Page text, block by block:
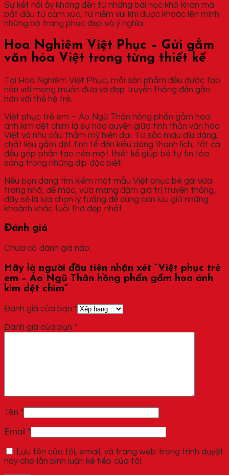
Sự kết nối ấy không đến từ những bài học khô khan mà
bắt đầu từ cảm xúc, từ niềm vui khi được khoác lên mình
những bộ trang phục đẹp và ý nghĩa.
Hoa Nghiêm Việt Phục – Gửi gắm
văn hóa Việt trong từng thiết kế
Tại Hoa Nghiêm Việt Phục, mỗi sản phẩm đều được tạo
nên với mong muốn đưa vẻ đẹp truyền thống đến gần
hơn với thế hệ trẻ.
Việt phục trẻ em – Áo Ngũ Thân hồng phấn gấm hoa
ánh kim dệt chìm là sự hòa quyện giữa tinh thần văn hóa
Việt và nhu cầu thẩm mỹ hiện đại. Từ sắc màu dịu dàng,
chất liệu gấm dệt tinh tế đến kiểu dáng thanh lịch, tất cả
đều góp phần tạo nên một thiết kế giúp bé tự tin tỏa
sáng trong những dịp đặc biệt.
Nếu bạn đang tìm kiếm một mẫu Việt phục bé gái vừa
trang nhã, dễ mặc, vừa mang đậm giá trị truyền thống,
đây sẽ là lựa chọn lý tưởng để cùng con lưu giữ những
khoảnh khắc tuổi thơ đẹp nhất.
Đánh giá
Chưa có đánh giá nào.
Hãy là người đầu tiên nhận xét “Việt phục trẻ
em – Áo Ngũ Thân hồng phấn gấm hoa ánh
kim dệt chìm”
Đánh giá của bạn *
Đánh giá của bạn *
Tên *
Email *
Lưu tên của tôi, email, và trang web trong trình duyệt
này cho lần bình luận kế tiếp của tôi.